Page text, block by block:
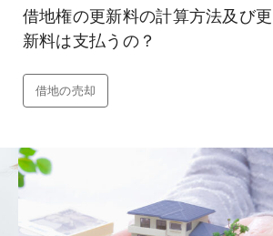
借地権の更新料の計算方法及び更
新料は支払うの？
借地の売却